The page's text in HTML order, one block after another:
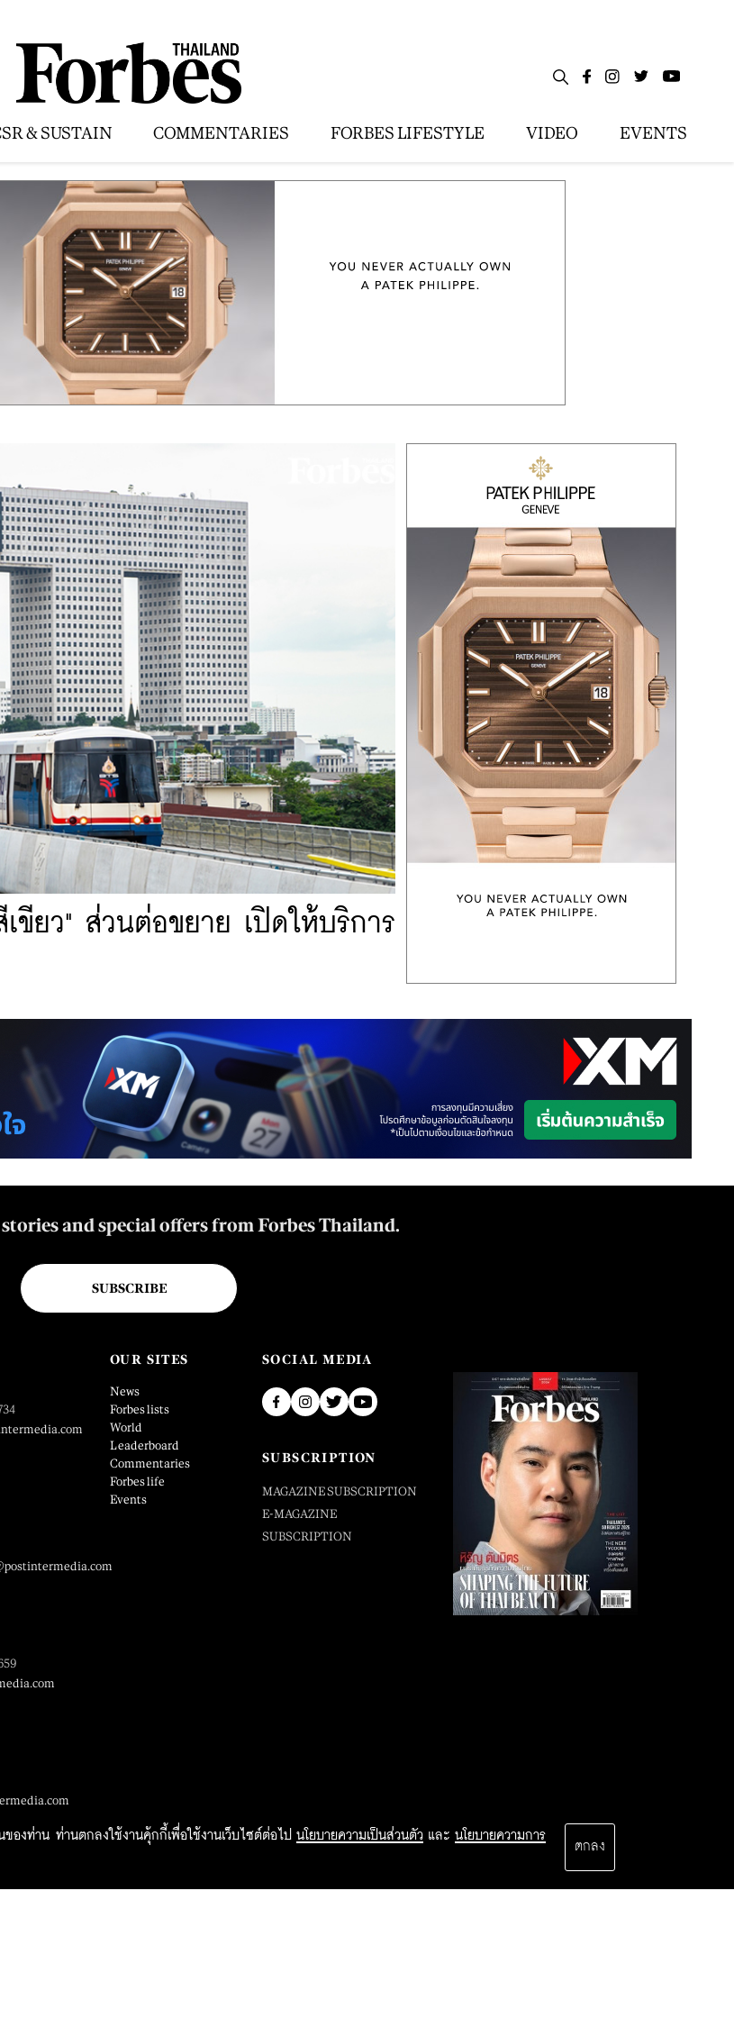
& SUSTAIN COMMENTARIES FORBES LIFESTYLE VIDEO EVENTS
ขียว" ส่วนต่อขยาย เปิดให้บริการ
องท่าน ท่านตกลงใช้งานคุ้กกี้เพื่อใช้งานเว็บไซต์ต่อไป นโยบายความเป็นส่วนตัว และ นโยบายความการ
ตกลง
and special offers from Forbes Thailand.
SUBSCRIBE
OUR SITES
News
Forbes lists
World
Leaderboard
Commentaries
Forbes life
Events
SOCIAL MEDIA
SUBSCRIPTION
MAGAZINE SUBSCRIPTION
E-MAGAZINE
SUBSCRIPTION